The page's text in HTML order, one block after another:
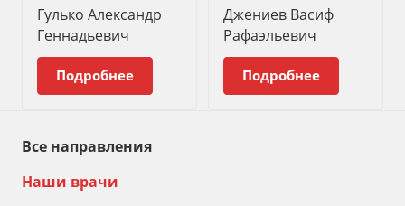
Гулько Александр
Геннадьевич
Подробнее
Джениев Васиф
Рафаэльевич
Подробнее
Все направления
Наши врачи